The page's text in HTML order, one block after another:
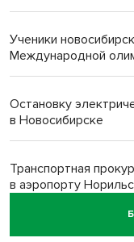
Ученики
Международной
Остановку
в Новосибирске
Транспортная
в аэропорту
500 литров ухи